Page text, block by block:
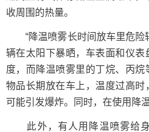
收周围的热量。
“降温喷雾长时间放车里危险
辆在太阳下暴晒，车表面和仪
度，而降温喷雾里的丁烷、丙
物品长期放在车上，温度过高时
可能引发爆炸。同时，在使用降
此外，有人用降温喷雾给身